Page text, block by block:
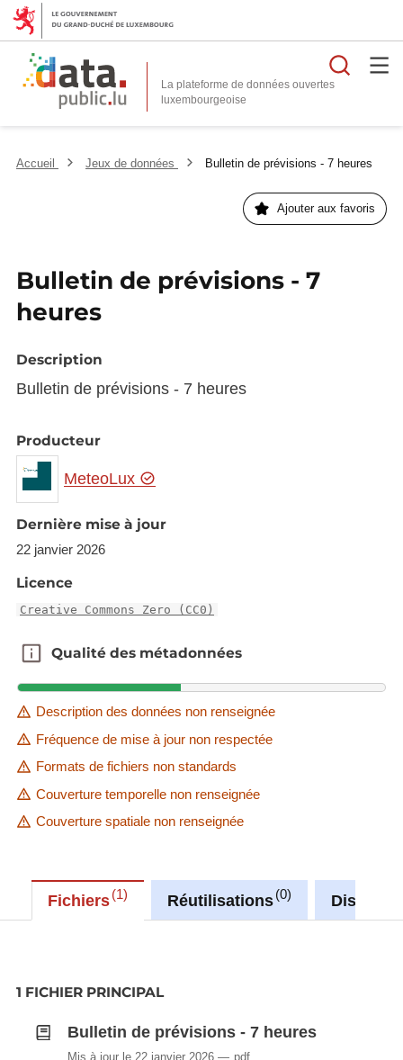
La plateforme de données ouvertes
Accueil Jeux de données Bulletin de prévisions - 7 heures
Ajouter aux favoris
Bulletin de prévisions - 7
heures
Description
Bulletin de prévisions - 7 heures
Producteur
MeteoLux
Dernière mise à jour
22 janvier 2026
Licence
Creative Commons Zero (CC0)
Qualité des métadonnées
Qualité des métadonnées
Description des données non renseignée
Fréquence de mise à jour non respectée
Formats de fichiers non standards
Couverture temporelle non renseignée
Couverture spatiale non renseignée
Fichiers 1 Réutilisations 0
1 FICHIER PRINCIPAL
Bulletin de prévisions - 7 heures
Mis à jour le 22 janvier 2026 pdf